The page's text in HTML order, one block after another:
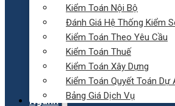
Kiểm Toán Nội Bộ
Đánh Giá Hệ Thống Kiểm
Kiểm Toán Theo Yêu Cầu
Kiểm Toán Thuế
Kiểm Toán Xây Dựng
Kiểm Toán Quyết Toán Dự
Bảng Giá Dịch Vụ
Ngành